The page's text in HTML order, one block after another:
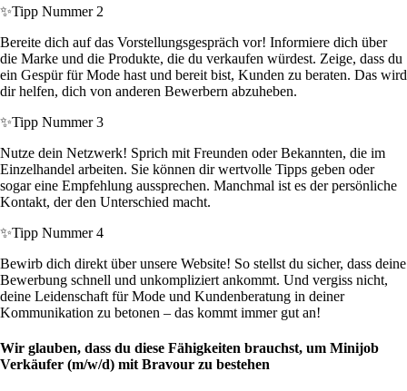
✨Tipp Nummer 2
Bereite dich auf das Vorstellungsgespräch vor! Informiere dich über
die Marke und die Produkte, die du verkaufen würdest. Zeige, dass du
ein Gespür für Mode hast und bereit bist, Kunden zu beraten. Das wird
dir helfen, dich von anderen Bewerbern abzuheben.
✨Tipp Nummer 3
Nutze dein Netzwerk! Sprich mit Freunden oder Bekannten, die im
Einzelhandel arbeiten. Sie können dir wertvolle Tipps geben oder
sogar eine Empfehlung aussprechen. Manchmal ist es der persönliche
Kontakt, der den Unterschied macht.
✨Tipp Nummer 4
Bewirb dich direkt über unsere Website! So stellst du sicher, dass deine
Bewerbung schnell und unkompliziert ankommt. Und vergiss nicht,
deine Leidenschaft für Mode und Kundenberatung in deiner
Kommunikation zu betonen – das kommt immer gut an!
Wir glauben, dass du diese Fähigkeiten brauchst, um Minijob
Verkäufer (m/w/d) mit Bravour zu bestehen